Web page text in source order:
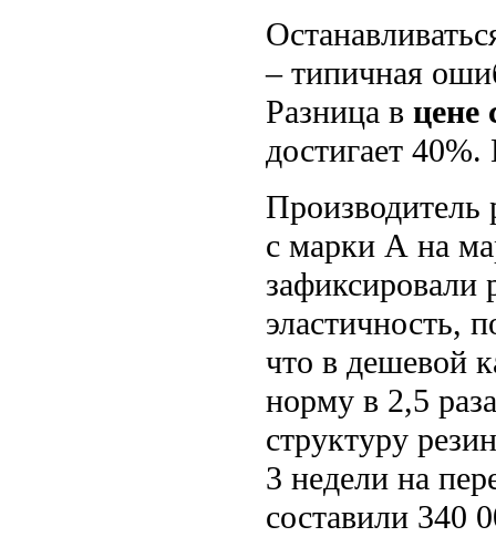
– типичная
Разница в цене
достигает
Производитель
с марки А на
зафиксировали
эластичность,
что в дешевой
норму в 2,5
структуру
3 недели на
составили 340